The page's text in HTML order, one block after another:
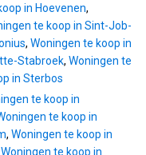
in Hoevenen,
te koop in Sint-Job-
, Woningen te koop in
Stabroek, Woningen te
in Sterbos
te koop in
te koop in
, Woningen te koop in
Woningen te koop in